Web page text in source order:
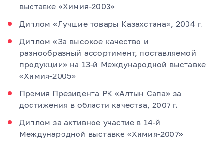
выставке «Химия-2003»
Диплом «Лучшие товары Казахстана», 2004 г.
Диплом «За высокое качество и
разнообразный ассортимент, поставляемой
продукции» на 13-й Международной выставке
«Химия-2005»
Премия Президента РК «Алтын Сапа» за
достижения в области качества, 2007 г.
Диплом за активное участие в 14-й
Международной выставке «Химия-2007»